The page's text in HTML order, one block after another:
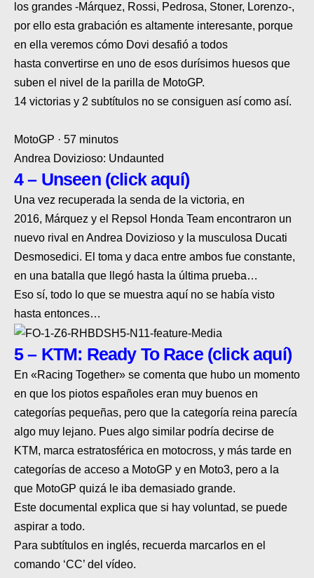
los grandes -Márquez, Rossi, Pedrosa, Stoner, Lorenzo-,
por ello esta grabación es altamente interesante, porque
en ella veremos cómo Dovi desafió a todos
hasta convertirse en uno de esos durísimos huesos que
suben el nivel de la parilla de MotoGP.
14 victorias y 2 subtítulos no se consiguen así como así.
MotoGP · 57 minutos
Andrea Dovizioso: Undaunted
4 – Unseen (click aquí)
Una vez recuperada la senda de la victoria, en
2016, Márquez y el Repsol Honda Team encontraron un
nuevo rival en Andrea Dovizioso y la musculosa Ducati
Desmosedici. El toma y daca entre ambos fue constante,
en una batalla que llegó hasta la última prueba…
Eso sí, todo lo que se muestra aquí no se había visto
hasta entonces…
5 – KTM: Ready To Race (click aquí)
En «Racing Together» se comenta que hubo un momento
en que los piotos españoles eran muy buenos en
categorías pequeñas, pero que la categoría reina parecía
algo muy lejano. Pues algo similar podría decirse de
KTM, marca estratosférica en motocross, y más tarde en
categorías de acceso a MotoGP y en Moto3, pero a la
que MotoGP quizá le iba demasiado grande.
Este documental explica que si hay voluntad, se puede
aspirar a todo.
Para subtítulos en inglés, recuerda marcarlos en el
comando ‘CC’ del vídeo.